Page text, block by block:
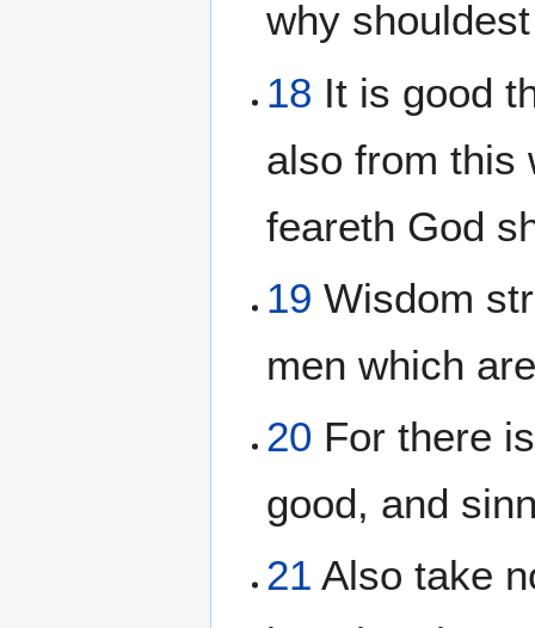
why
18 It is good
also from this
feareth God
19 Wisdom
men which
20 For there
good, and
21 Also take